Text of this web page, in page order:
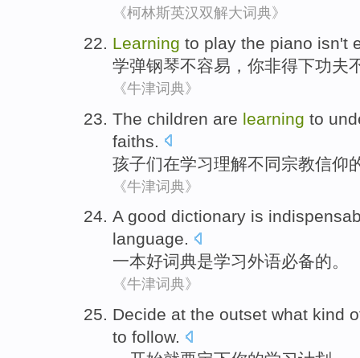
《柯林斯英汉双解大词典》
Learning to play the piano isn't
学弹钢琴不容易 ，你非得下功夫
《牛津词典》
The children are learning to
faiths
孩子们在学习理解不同宗教信仰
《牛津词典》
A good dictionary is
language.
一本好词典是学习外语必备的。
《牛津词典》
Decide at the outset what kind
to follow.